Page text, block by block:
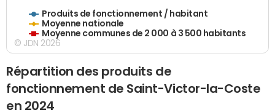
Produits de fonctionnement / habitant
Moyenne nationale
Moyenne communes de 2 000 à 3 500 habitants
© JDN 2026
Répartition des produits de
fonctionnement de Saint-Victor-la-Coste
en 2024